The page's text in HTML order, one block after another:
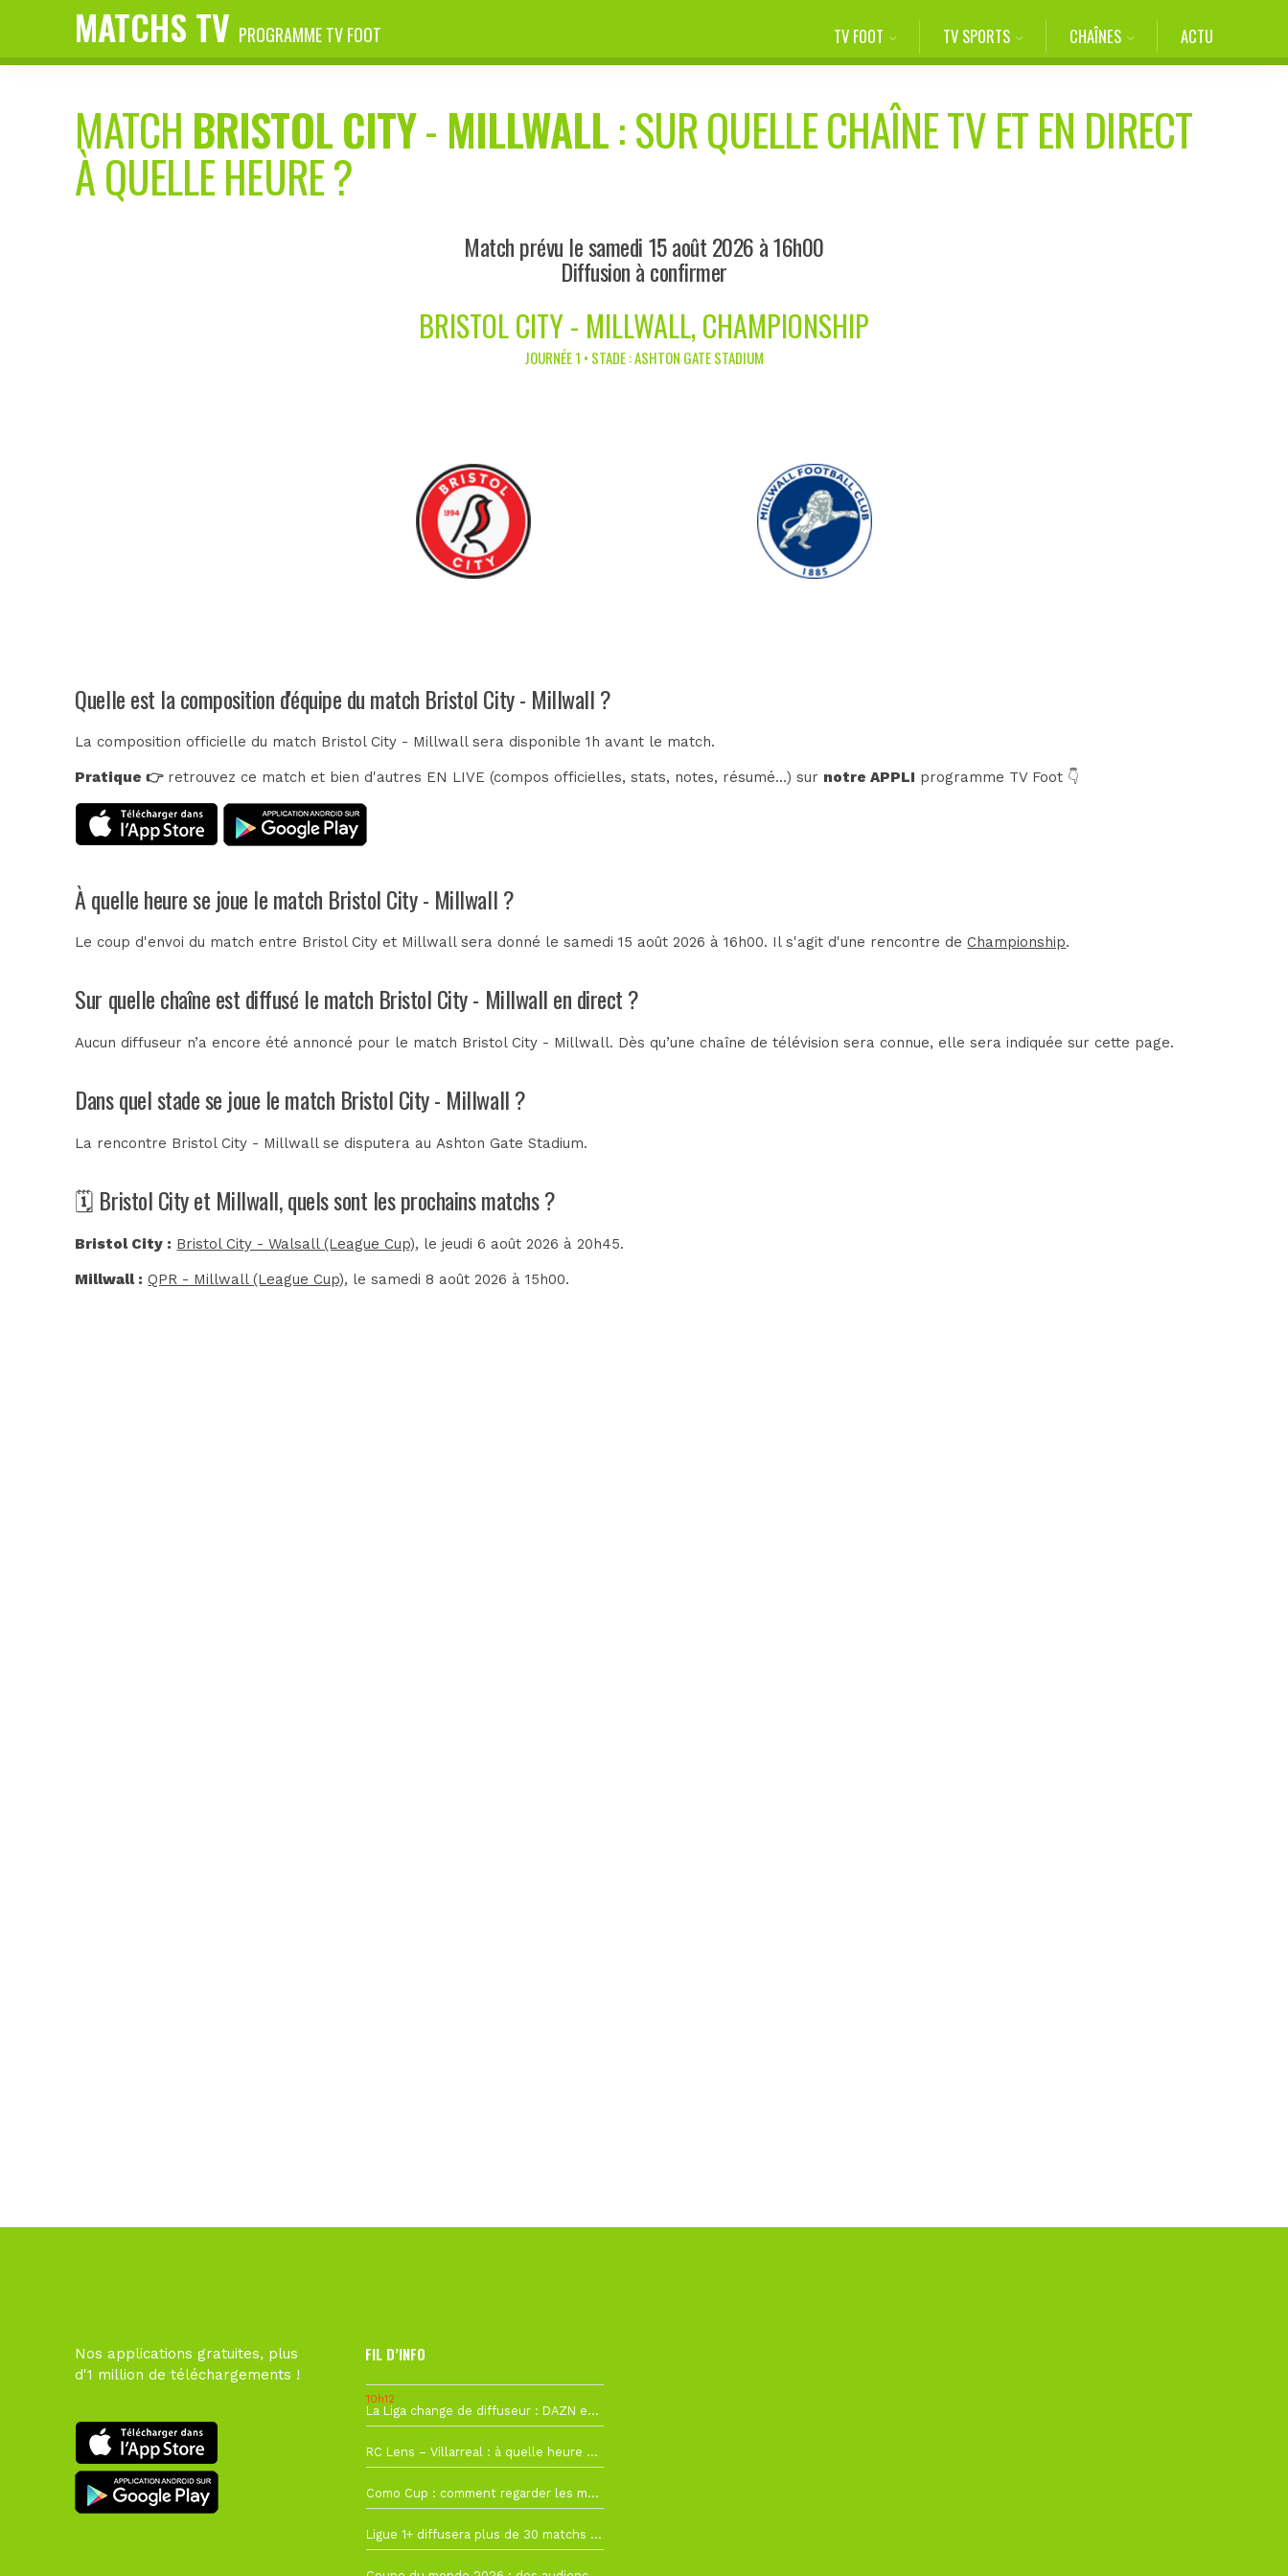
MATCHS TV PROGRAMME TV FOOT TV FOOT TV SPORTS CHAÎNES ACTU
MATCH BRISTOL CITY- MILLWALL: SUR QUELLE CHAÎNE TV ET EN DIRECT
À QUELLE HEURE ?
Match prévu le samedi 15 août 2026 à 16h00
Diffusion à confirmer
BRISTOL CITY - MILLWALL, CHAMPIONSHIP
JOURNÉE 1 • STADE : ASHTON GATE STADIUM
Quelle est la composition d'équipe du match Bristol City - Millwall ?
La composition officielle du match Bristol City - Millwall sera disponible 1h avant le match.
Pratique 👉retrouvez ce match et bien d'autres EN LIVE (compos officielles, stats, notes, résumé...) sur notre APPLI programme TV Foot 👇
À quelle heure se joue le match Bristol City - Millwall ?
Le coup d'envoi du match entre Bristol City et Millwall sera donné le samedi 15 août 2026 à 16h00. Il s'agit d'une rencontre deChampionship.
Sur quelle chaîne est diffusé le match Bristol City - Millwall en direct ?
Aucun diffuseur n’a encore été annoncé pour le match Bristol City - Millwall. Dès qu’une chaîne de télévision sera connue, elle sera indiquée sur cette page.
Dans quel stade se joue le match Bristol City - Millwall ?
La rencontre Bristol City - Millwall se disputera auAshton Gate Stadium.
🗓️ Bristol City et Millwall, quels sont les prochains matchs ?
Bristol City : Bristol City - Walsall (League Cup), le jeudi 6 août 2026 à 20h45.
Millwall : QPR - Millwall (League Cup), le samedi 8 août 2026 à 15h00.
Nos applications gratuites, plus
d'1 million de téléchargements !
FIL D’INFO
10h12
La Liga change de diffuseur : DAZN et Disney+ remplacent beIN Sports !
RC Lens – Villarreal : à quelle heure et sur quelle chaîne voir la finale de la Como Cup ?
Como Cup : comment regarder les matchs du RC Lens en direct ?
Ligue 1+ diffusera plus de 30 matchs amicaux avant la reprise de la Ligue 1